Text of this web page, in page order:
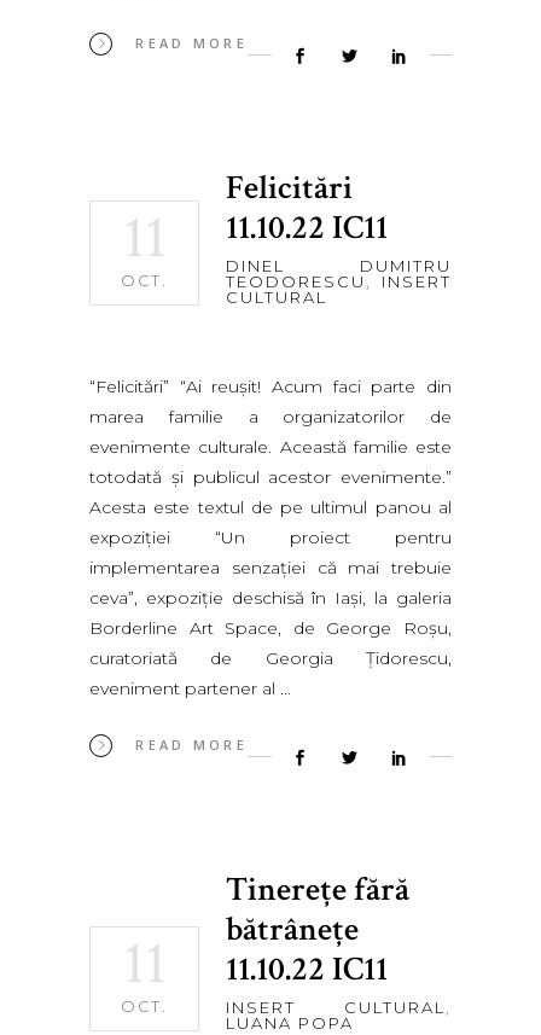
READ MORE
11
OCT.
Felicitări
11.10.22 IC11
DINEL DUMITRU
TEODORESCU , INSERT
CULTURAL
“Felicitări” “Ai reuşit! Acum faci parte din
marea familie a organizatorilor de
evenimente culturale. Această familie este
totodată şi publicul acestor evenimente.”
Acesta este textul de pe ultimul panou al
expoziţiei “Un proiect pentru
implementarea senzaţiei că mai trebuie
ceva”, expoziţie deschisă în Iaşi, la galeria
Borderline Art Space, de George Roşu,
curatoriată de Georgia Ţidorescu,
eveniment partener al
READ MORE
11
OCT.
Tinereţe fără
bătrâneţe
11.10.22 IC11
INSERT CULTURAL,
LUANA POPA